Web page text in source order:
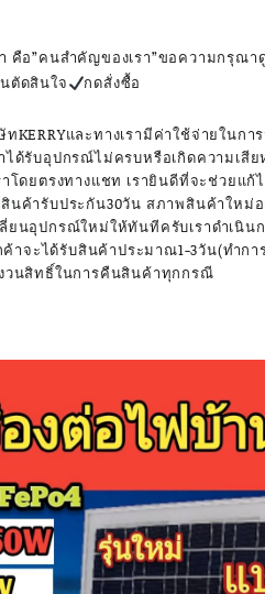
คือ”คนสำคัญของเรา”ขอความกรุณา
ตัดสินใจ กดสั่งซื้อ
ทKERRYและทางเรามีค่าใช้จ่ายในก
ด้รับอุปกรณ์ไม่ครบหรือเกิดความเสีย
าโดยตรงทางแชท เรายินดีที่จะช่วยแ
สินค้ารับประกัน30วัน สภาพสินค้าใหม่
ยนอุปกรณ์ใหม่ให้ทันทีครับเราดำเนิน
ค้าจะได้รับสินค้าประมาณ1-3วัน(ทำก
วนสิทธิ์ในการคืนสินค้าทุกกรณี